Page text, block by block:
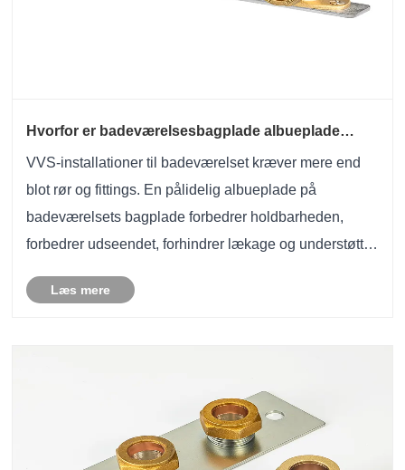
Hvorfor er badeværelsesbagplade albueplade
VVS-installationer til badeværelset kræver mere end
blot rør og fittings. En pålidelig albueplade på
badeværelsets bagplade forbedrer holdbarheden,
forbedrer udseendet, forhindrer lækage og understøtter
er til boligbadeværelser, hoteller, kommer......
Læs mere